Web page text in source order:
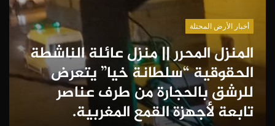
أخبار الأرض المحتلة
المنزل المحرر || منزل عائلة الناشطة
الحقوقية “سلطانة خيا” يتعرض
للرشق بالحجارة من طرف عناصر
تابعة لأجهزة القمع المغربية.